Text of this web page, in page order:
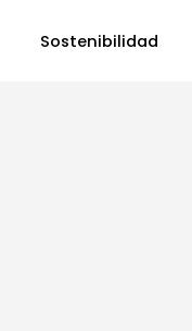
Sostenibilidad